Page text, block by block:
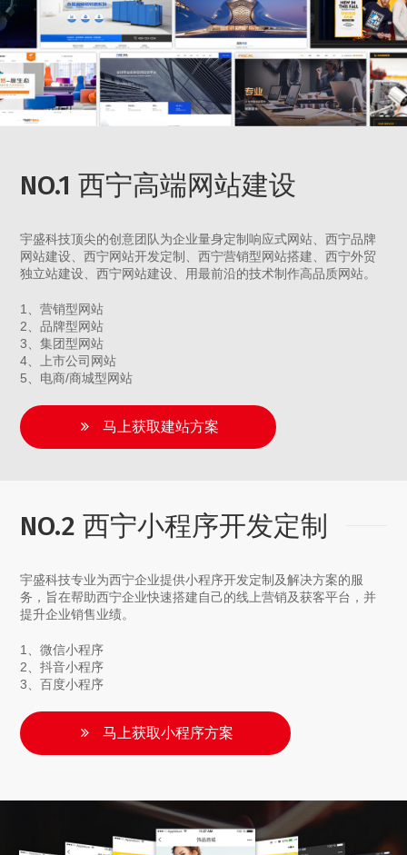
NO.1 西宁高端网站建设
宇盛科技顶尖的创意团队为企业量身定制响应式网站、西宁品牌
网站建设、西宁网站开发定制、西宁营销型网站搭建、西宁外贸
独立站建设、西宁网站建设、用最前沿的技术制作高品质网站。
1、营销型网站
2、品牌型网站
3、集团型网站
4、上市公司网站
5、电商/商城型网站
马上获取建站方案
NO.2 西宁小程序开发定制
宇盛科技专业为西宁企业提供小程序开发定制及解决方案的服
务，旨在帮助西宁企业快速搭建自己的线上营销及获客平台，并
提升企业销售业绩。
1、微信小程序
2、抖音小程序
3、百度小程序
马上获取小程序方案